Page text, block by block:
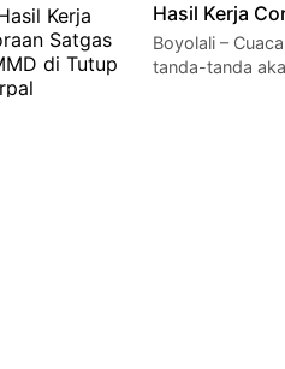
Hasil Kerja
Boyolali –
tanda-tanda